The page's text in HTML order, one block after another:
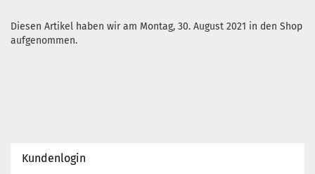
Diesen Artikel haben wir am Montag, 30. August 2021 in den Shop
aufgenommen.
Kundenlogin